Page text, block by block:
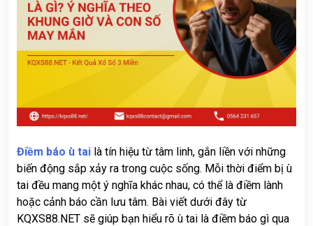
TIN
TỨC
KQXS
VĂN
GIẢI
TRÍ
Điềm báo ù tai là tín hiệu từ tâm linh, gắn liền với những
biến động sắp xảy ra trong cuộc sống. Mỗi thời điểm bị ù
tai đều mang một ý nghĩa khác nhau, có thể là điềm lành
hoặc cảnh báo cần lưu tâm. Bài viết dưới đây từ
KQXS88.NET sẽ giúp bạn hiểu rõ ù tai là điềm báo gì qua